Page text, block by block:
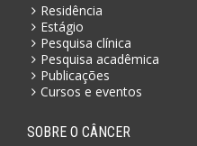
Residência
Estágio
Pesquisa clínica
Pesquisa acadêmica
Publicações
Cursos e eventos
SOBRE O CÂNCER